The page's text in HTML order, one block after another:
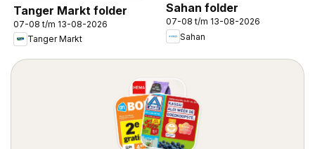
Tanger Markt folder
07-08 t/m 13-08-2026
Tanger Markt
Sahan folder
07-08 t/m 13-08-2026
Sahan